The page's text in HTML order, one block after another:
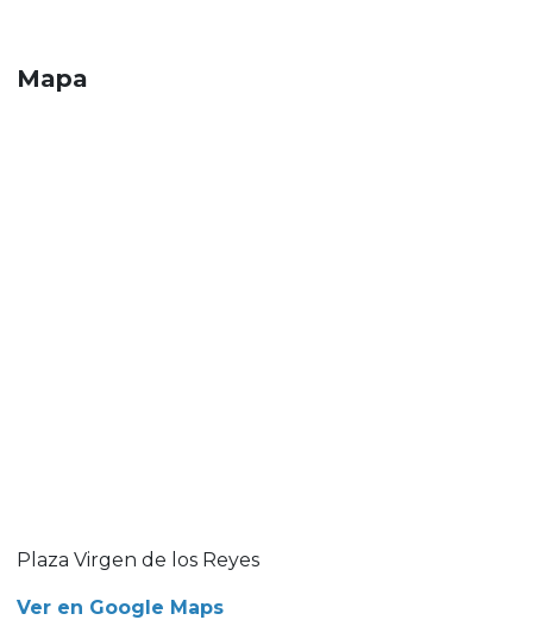
Mapa
Plaza Virgen de los Reyes
Ver en Google Maps